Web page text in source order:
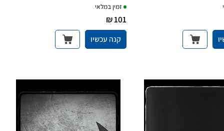
זמין במלאי
101 ₪
קנה עכשיו